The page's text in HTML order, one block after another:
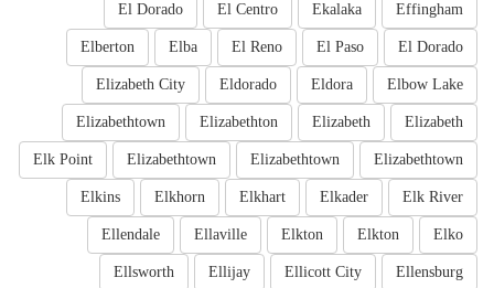
Effingham
Ekalaka
El Centro
El Dorado
El Dorado
El Paso
El Reno
Elba
Elberton
Elbow Lake
Eldora
Eldorado
Elizabeth City
Elizabeth
Elizabeth
Elizabethton
Elizabethtown
Elizabethtown
Elizabethtown
Elizabethtown
Elk Point
Elk River
Elkader
Elkhart
Elkhorn
Elkins
Elko
Elkton
Elkton
Ellaville
Ellendale
Ellensburg
Ellicott City
Ellijay
Ellsworth